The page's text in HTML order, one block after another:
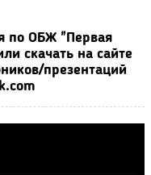
по ОБЖ "Первая
скачать на сайте
презентаций